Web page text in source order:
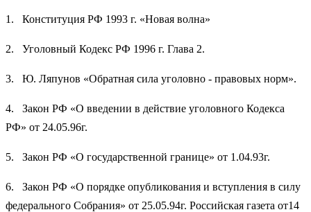
1. Конституция РФ 1993 г. «Новая волна»
2. Уголовный Кодекс РФ 1996 г. Глава 2.
3. Ю. Ляпунов «Обратная сила уголовно - правовых норм».
4. Закон РФ «О введении в действие уголовного Кодекса
РФ» от 24.05.96г.
5. Закон РФ «О государственной границе» от 1.04.93г.
6. Закон РФ «О порядке опубликования и вступления в силу
федерального Собрания» от 25.05.94г. Российская газета от14